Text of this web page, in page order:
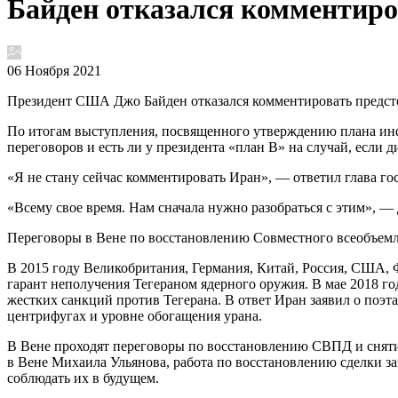
Байден отказался
06 Ноября 2021
Президент США Джо Байден отказался комментировать
По итогам выступления, посвященного утверждению плана
переговоров и есть ли у президента «план B» на случай, если
«Я не стану сейчас комментировать Иран», — ответил глава
«Всему свое время. Нам сначала нужно разобраться с
Переговоры в Вене по восстановлению Совместного
В 2015 году Великобритания, Германия, Китай, Россия, США,
гарант неполучения Тегераном ядерного оружия. В мае 2018
жестких санкций против Тегерана. В ответ Иран заявил о
центрифугах и уровне обогащения урана.
В Вене проходят переговоры по восстановлению СВПД и
в Вене Михаила Ульянова, работа по восстановлению сделки
соблюдать их в будущем.